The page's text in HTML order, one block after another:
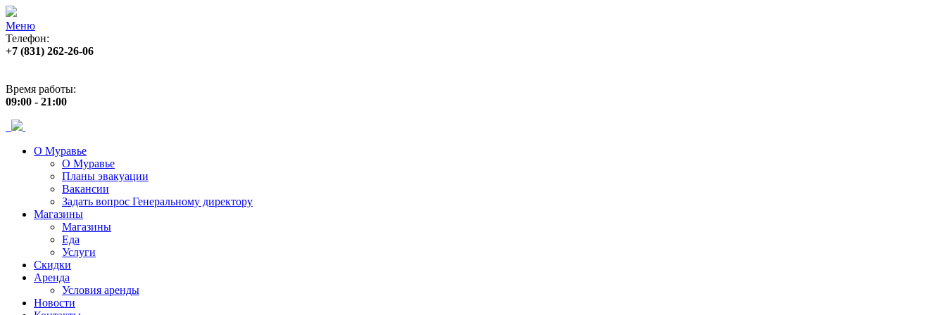
Меню
Телефон:
+7 (831) 262-26-06
Время работы:
09:00 - 21:00
О Муравье
О Муравье
Планы эвакуации
Вакансии
Задать вопрос Генеральному директору
Магазины
Магазины
Еда
Услуги
Скидки
Аренда
Условия аренды
Новости